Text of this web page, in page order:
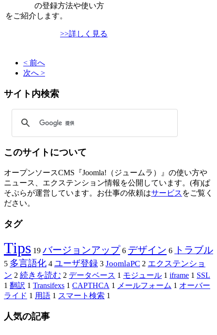
の登録方法や使い方
をご紹介します。
>>詳しく見る
< 前へ
次へ >
サイト内検索
このサイトについて
オープンソースCMS『Joomla!（ジュームラ）』の使い方や
ニュース、エクステンション情報を公開しています。(有)ぱ
そぷらが運営しています。お仕事の依頼はサービス をご覧く
ださい。
タグ
Tips 19 バージョンアップ 6 デザイン 6 トラブル
5 多言語化 4 ユーザ登録 3 JoomlaPC 2 エクステンショ
ン 2 続きを読む 2 データベース 1 モジュール 1 iframe 1 SSL
1 翻訳 1 Transifexs 1 CAPTHCA 1 メールフォーム 1 オーバー
ライド 1 用語 1 スマート検索 1
人気の記事